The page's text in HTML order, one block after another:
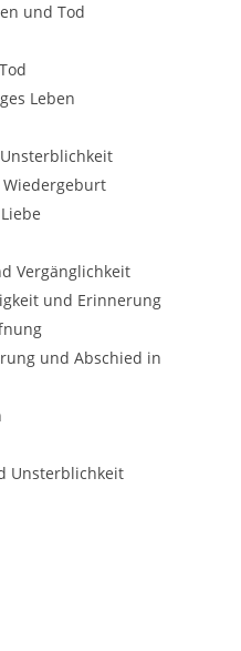
und Tod
Leben
Wiedergeburt
Vergänglichkeit
und Erinnerung
und Abschied in
Unsterblichkeit